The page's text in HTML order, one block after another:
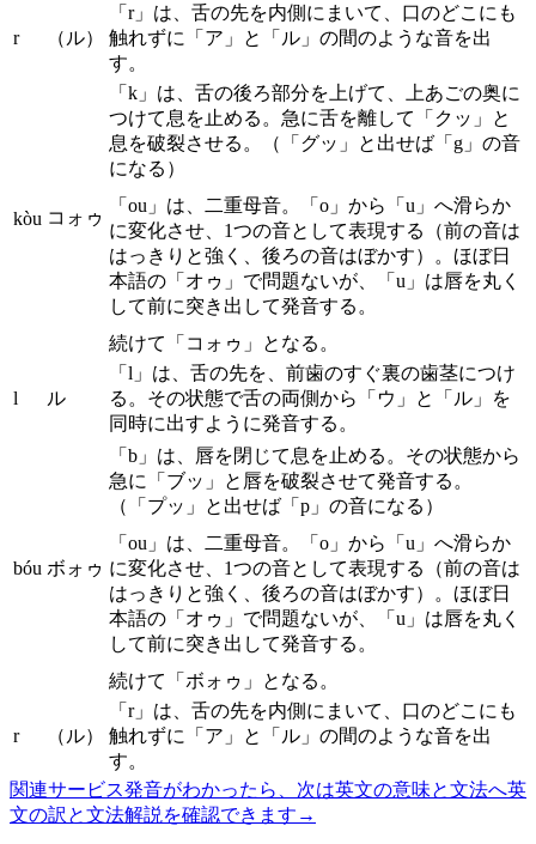
r （ル）
「r」は、舌の先を内側にまいて、口のどこにも
触れずに「ア」と「ル」の間のような音を出
す。
kòu コォゥ
「k」は、舌の後ろ部分を上げて、上あごの奥に
つけて息を止める。急に舌を離して「クッ」と
息を破裂させる。（「グッ」と出せば「g」の音
になる）
「ou」は、二重母音。「o」から「u」へ滑らか
に変化させ、1つの音として表現する（前の音は
はっきりと強く、後ろの音はぼかす）。ほぼ日
本語の「オゥ」で問題ないが、「u」は唇を丸く
して前に突き出して発音する。
続けて「コォゥ」となる。
l ル
「l」は、舌の先を、前歯のすぐ裏の歯茎につけ
る。その状態で舌の両側から「ウ」と「ル」を
同時に出すように発音する。
bóu ボォゥ
「b」は、唇を閉じて息を止める。その状態から
急に「ブッ」と唇を破裂させて発音する。
（「プッ」と出せば「p」の音になる）
「ou」は、二重母音。「o」から「u」へ滑らか
に変化させ、1つの音として表現する（前の音は
はっきりと強く、後ろの音はぼかす）。ほぼ日
本語の「オゥ」で問題ないが、「u」は唇を丸く
して前に突き出して発音する。
続けて「ボォゥ」となる。
r （ル）
「r」は、舌の先を内側にまいて、口のどこにも
触れずに「ア」と「ル」の間のような音を出
す。
関連サービス発音がわかったら、次は英文の意味と文法へ英
文の訳と文法解説を確認できます →